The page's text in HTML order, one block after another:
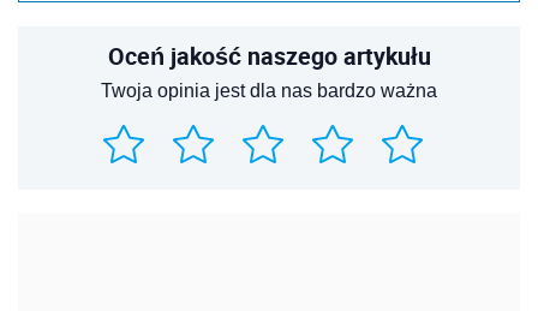
Oceń jakość naszego artykułu
Twoja opinia jest dla nas bardzo ważna